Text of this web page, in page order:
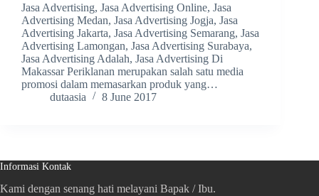
Jasa Advertising, Jasa Advertising Online, Jasa
Advertising Medan, Jasa Advertising Jogja, Jasa
Advertising Jakarta, Jasa Advertising Semarang, Jasa
Advertising Lamongan, Jasa Advertising Surabaya,
Jasa Advertising Adalah, Jasa Advertising Di
Makassar Periklanan merupakan salah satu media
promosi dalam memasarkan produk yang…
dutaasia
8 June 2017
Informasi Kontak
Kami dengan senang hati melayani Bapak / Ibu.